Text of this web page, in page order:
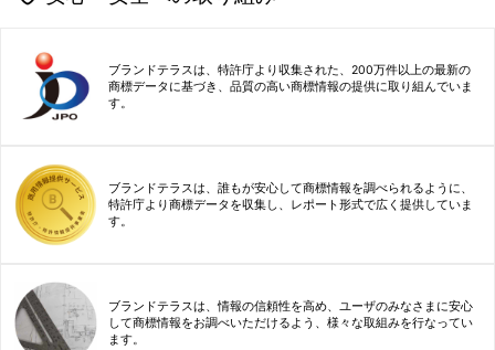
ブランドテラスは、特許庁より収集された、200万件以上の最新の
商標データに基づき、品質の高い商標情報の提供に取り組んでいま
す。
ブランドテラスは、誰もが安心して商標情報を調べられるように、
特許庁より商標データを収集し、レポート形式で広く提供していま
す。
ブランドテラスは、情報の信頼性を高め、ユーザのみなさまに安心
して商標情報をお調べいただけるよう、様々な取組みを行なってい
ます。